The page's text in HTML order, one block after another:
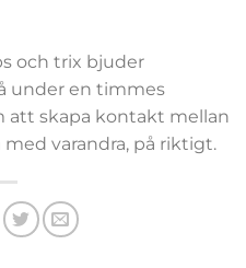
och trix bjuder
under en timmes
att skapa kontakt mellan
varandra, på riktigt.